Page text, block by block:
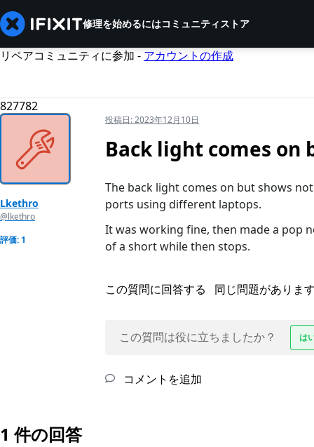
修理を始めるにはコミュニティストア
リペアコミュニティに参加 - アカウントの作成
827782
Lkethro
@lkethro
評価: 1
投稿日:2023年12月10日
Back light comes on
The back light comes on but shows
ports using different laptops.
It was working fine, then made a pop
of a short while then stops.
この質問に回答する 同じ問題があります
この質問は役に立ちましたか？ は
コメントを追加
1 件の回答